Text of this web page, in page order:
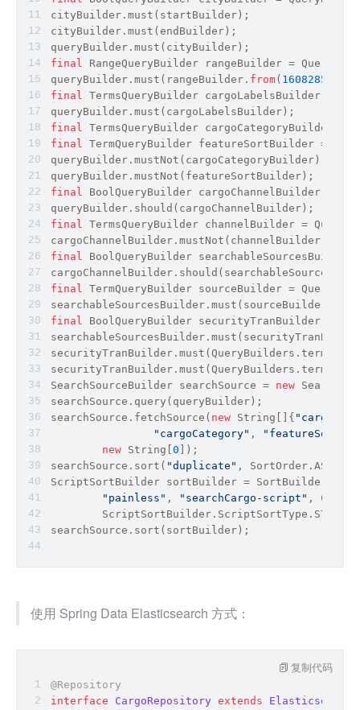
cityBuilder.must(startBuilder);
cityBuilder.must(endBuilder);
queryBuilder.must(cityBuilder);
final RangeQueryBuilder rangeBuilder =
queryBuilder.must(rangeBuilder. from(
final TermsQueryBuilder cargoLabelsBuilder =
queryBuilder.must(cargoLabelsBuilder);
final TermsQueryBuilder cargoCategoryBuilder =
final TermQueryBuilder featureSortBuilder =
queryBuilder.mustNot(cargoCategoryBuilder);
queryBuilder.mustNot(featureSortBuilder);
final BoolQueryBuilder cargoChannelBuilder =
queryBuilder.should(cargoChannelBuilder);
final TermsQueryBuilder channelBuilder =
cargoChannelBuilder.mustNot(channelBuilder);
final BoolQueryBuilder
final TermQueryBuilder sourceBuilder =
searchableSourcesBuilder.must(sourceBuilder);
final BoolQueryBuilder securityTranBuilder =
SearchSourceBuilder searchSource = new
searchSource.query(queryBuilder);
searchSource.fetchSource( new String []{ "cargoId"
"cargoCategory" , "featureSort"
new String 0 ]);
searchSource. sort ( "duplicate" , SortOrder.ASC);
ScriptSortBuilder sortBuilder =
"painless" , "searchCargo-script" ,
searchSource. sort (sortBuilder);
使用 Spring Data Elasticsearch 方式：
@Repository
interface
CargoRepository extends
复制代码